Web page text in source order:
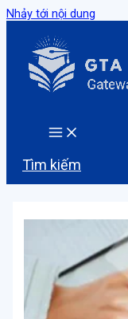
Nhảy tới nội dung
Tìm kiếm